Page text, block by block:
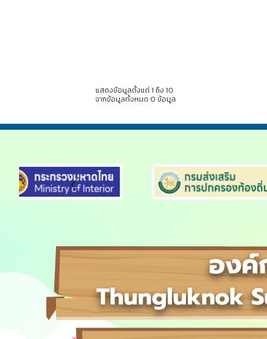
แสดงข้อมูลตั้งแต่ 1 ถึง 10
จากข้อมูลทั้งหมด 0 ข้อมูล
Previous